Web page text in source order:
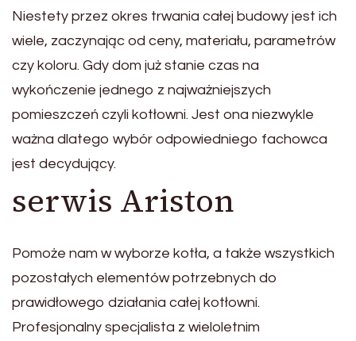
Niestety przez okres trwania całej budowy jest ich
wiele, zaczynając od ceny, materiału, parametrów
czy koloru. Gdy dom już stanie czas na
wykończenie jednego z najważniejszych
pomieszczeń czyli kotłowni. Jest ona niezwykle
ważna dlatego wybór odpowiedniego fachowca
jest decydujący.
serwis Ariston
Pomoże nam w wyborze kotła, a także wszystkich
pozostałych elementów potrzebnych do
prawidłowego działania całej kotłowni.
Profesjonalny specjalista z wieloletnim